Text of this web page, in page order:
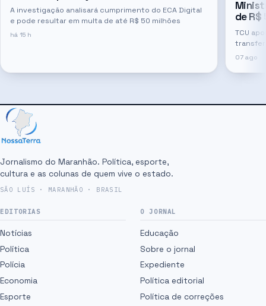
A investigação analisará cumprimento do ECA Digital
e pode resultar em multa de até R$ 50 milhões
há 15 h
de R$
TCU
07 ago
Jornalismo do Maranhão. Política, esporte,
cultura e as colunas de quem vive o estado.
SÃO LUÍS · MARANHÃO · BRASIL
EDITORIAS
Notícias
Política
Polícia
Economia
Esporte
O JORNAL
Educação
Sobre o jornal
Expediente
Política editorial
Política de correções